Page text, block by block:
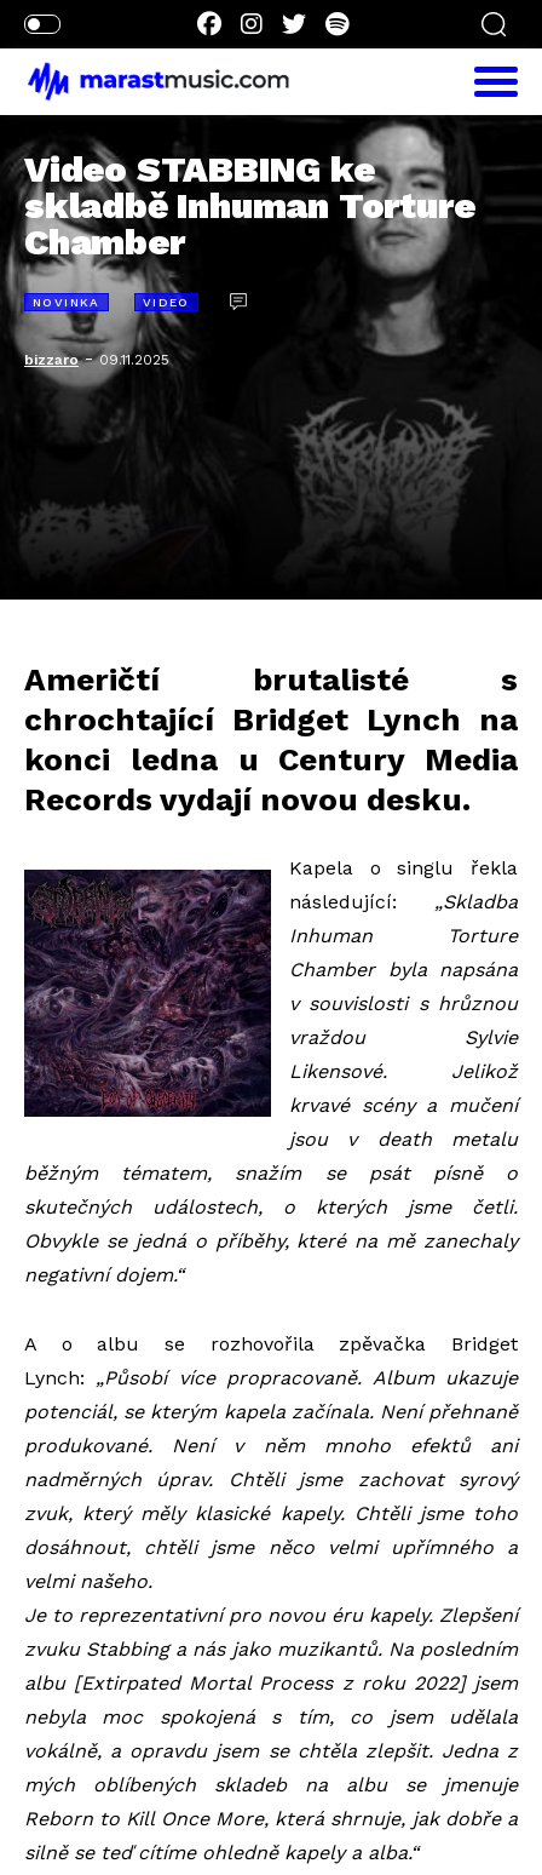
Video STABBING ke
skladbě Inhuman Torture
Chamber
NOVINKA VIDEO
bizzaro-09.11.2025
Američtí brutalisté s
chrochtající Bridget Lynch na
konci ledna u Century Media
Records vydají novou desku.
Kapela o singlu řekla
následující: „Skladba
Inhuman Torture
Chamber byla napsána
v souvislosti s hrůznou
vraždou Sylvie
Likensové. Jelikož
krvavé scény a mučení
jsou v death metalu
běžným tématem, snažím se psát písně o
skutečných událostech, o kterých jsme četli.
Obvykle se jedná o příběhy, které na mě zanechaly
negativní dojem.“
A o albu se rozhovořila zpěvačka Bridget
Lynch: „Působí více propracovaně. Album ukazuje
potenciál, se kterým kapela začínala. Není přehnaně
produkované. Není v něm mnoho efektů ani
nadměrných úprav. Chtěli jsme zachovat syrový
zvuk, který měly klasické kapely. Chtěli jsme toho
dosáhnout, chtěli jsme něco velmi upřímného a
velmi našeho.
Je to reprezentativní pro novou éru kapely. Zlepšení
zvuku Stabbing a nás jako muzikantů. Na posledním
albu [Extirpated Mortal Process z roku 2022] jsem
nebyla moc spokojená s tím, co jsem udělala
vokálně, a opravdu jsem se chtěla zlepšit. Jedna z
mých oblíbených skladeb na albu se jmenuje
Reborn to Kill Once More, která shrnuje, jak dobře a
silně se teď cítíme ohledně kapely a alba.“